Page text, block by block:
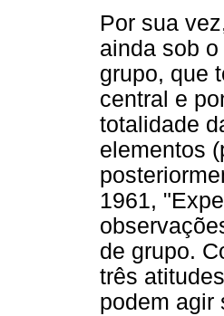
Por sua
ainda sob
grupo, que
central e
totalidade
elementos
1961,
de grupo.
três
podem agir